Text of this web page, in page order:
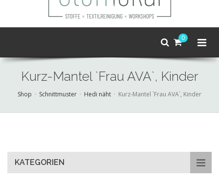
0
Kurz-Mantel `Frau AVA`, Kinder
Shop Schnittmuster Hedi näht Kurz-Mantel `Frau AVA`, Kinder
KATEGORIEN